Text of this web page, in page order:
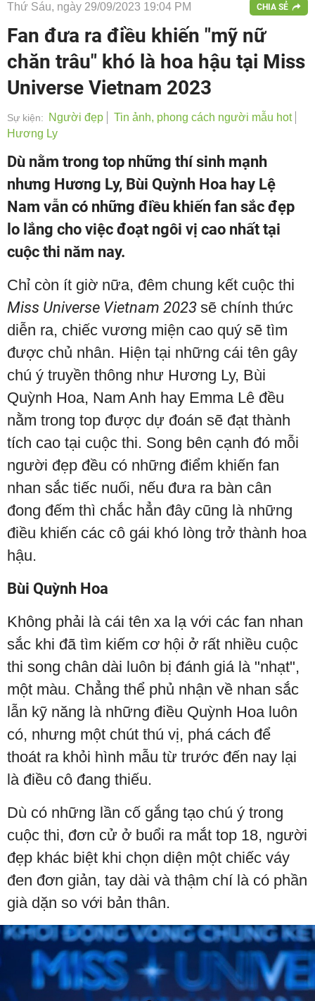
Thứ Sáu, ngày 29/09/2023 19:04 PM CHIA SẺ
Fan đưa ra điều khiến "mỹ nữ
chăn trâu" khó là hoa hậu tại Miss
Universe Vietnam 2023
Sự kiện: Người đẹp
Tin ảnh, phong cách người mẫu hot
Hương Ly
Dù nằm trong top những thí sinh mạnh
nhưng Hương Ly, Bùi Quỳnh Hoa hay Lệ
Nam vẫn có những điều khiến fan sắc đẹp
lo lắng cho việc đoạt ngôi vị cao nhất tại
cuộc thi năm nay.
Chỉ còn ít giờ nữa, đêm chung kết cuộc thi
Miss Universe Vietnam 2023 sẽ chính thức
diễn ra, chiếc vương miện cao quý sẽ tìm
được chủ nhân. Hiện tại những cái tên gây
chú ý truyền thông như Hương Ly, Bùi
Quỳnh Hoa, Nam Anh hay Emma Lê đều
nằm trong top được dự đoán sẽ đạt thành
tích cao tại cuộc thi. Song bên cạnh đó mỗi
người đẹp đều có những điểm khiến fan
nhan sắc tiếc nuối, nếu đưa ra bàn cân
đong đếm thì chắc hẳn đây cũng là những
điều khiến các cô gái khó lòng trở thành hoa
hậu.
Bùi Quỳnh Hoa
Không phải là cái tên xa lạ với các fan nhan
sắc khi đã tìm kiếm cơ hội ở rất nhiều cuộc
thi song chân dài luôn bị đánh giá là "nhạt",
một màu. Chẳng thể phủ nhận về nhan sắc
lẫn kỹ năng là những điều Quỳnh Hoa luôn
có, nhưng một chút thú vị, phá cách để
thoát ra khỏi hình mẫu từ trước đến nay lại
là điều cô đang thiếu.
Dù có những lần cố gắng tạo chú ý trong
cuộc thi, đơn cử ở buổi ra mắt top 18, người
đẹp khác biệt khi chọn diện một chiếc váy
đen đơn giản, tay dài và thậm chí là có phần
già dặn so với bản thân.